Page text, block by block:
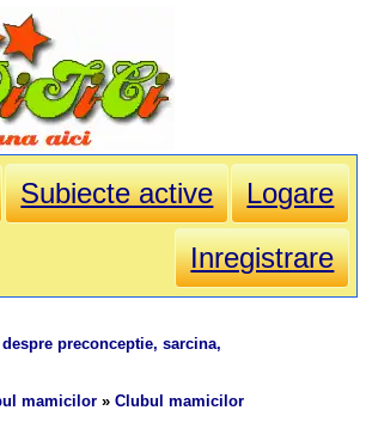
Subiecte active
Logare
Inregistrare
preconceptie, sarcina,
mamicilor »Clubul mamicilor